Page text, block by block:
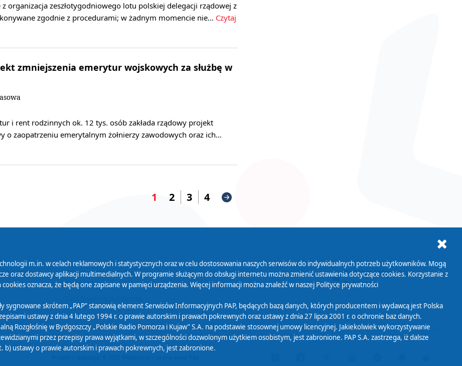
z organizacja zeszłotygodniowego lotu polskiej delegacji rządowej z
zgodnie z procedurami; w żadnym momencie nie… Czytaj
zmniejszenia emerytur wojskowych za służbę w
i rent rodzinnych ok. 12 tys. osób zakłada rządowy projekt
o zaopatrzeniu emerytalnym żołnierzy zawodowych oraz ich…
1 2 3 4
z Serwisu
Organizacje Pożytku
Publicznego
Cyfryzacja DAB+
Biuletyn Informacji
Publicznej
m.in. w celach reklamowych i statystycznych oraz w celu dostosowania naszych serwisów do indywidualnych potrzeb użytkowników. Mogą
oraz dostawcy aplikacji multimedialnych. W programie służącym do obsługi internetu można zmienić ustawienia dotyczące cookies. Korzystanie z
oznacza, że będą one zapisane w pamięci urządzenia. Więcej informacji można znaleźć w naszej Polityce prywatności
skrótem „PAP” stanowią element Serwisów Informacyjnych PAP, będących bazą danych, których producentem i wydawcą jest Polska
ustawy z dnia 4 lutego 1994 r. o prawie autorskim i prawach pokrewnych oraz ustawy z dnia 27 lipca 2001 r. o ochronie baz danych.
Rozgłośnię w Bydgoszczy „Polskie Radio Pomorza i Kujaw” S.A. na podstawie stosownej umowy licencyjnej. Jakiekolwiek wykorzystywanie
przez przepisy prawa wyjątkami, w szczególności dozwolonym użytkiem osobistym, jest zabronione. PAP S.A. zastrzega, iż dalsze
ustawy o prawie autorskim i prawach pokrewnych, jest zabronione.